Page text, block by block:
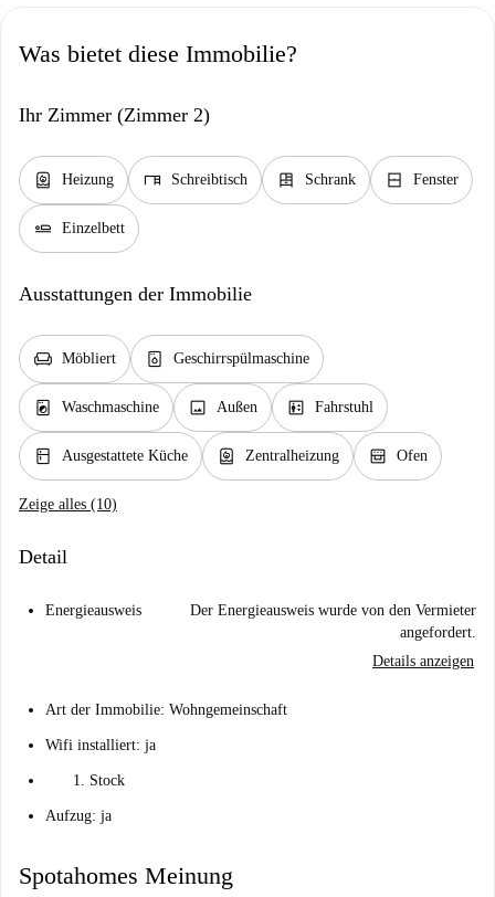
Was bietet diese Immobilie?
Ihr Zimmer (Zimmer 2)
water_heater Heizung desk Schreibtisch dresser Schrank window_closed Fenster
airline_seat_flat Einzelbett
Ausstattungen der Immobilie
chair Möbliert dishwasher_gen Geschirrspülmaschine
local_laundry_service Waschmaschine image Außen elevator Fahrstuhl
kitchen Ausgestattete Küche water_heater Zentralheizung oven_gen Ofen
Zeige alles (10)
Detail
Energieausweis
Der Energieausweis wurde von den Vermieter
angefordert.
Details anzeigen
Art der Immobilie: Wohngemeinschaft
Wifi installiert: ja
Stock
Aufzug: ja
Spotahomes Meinung